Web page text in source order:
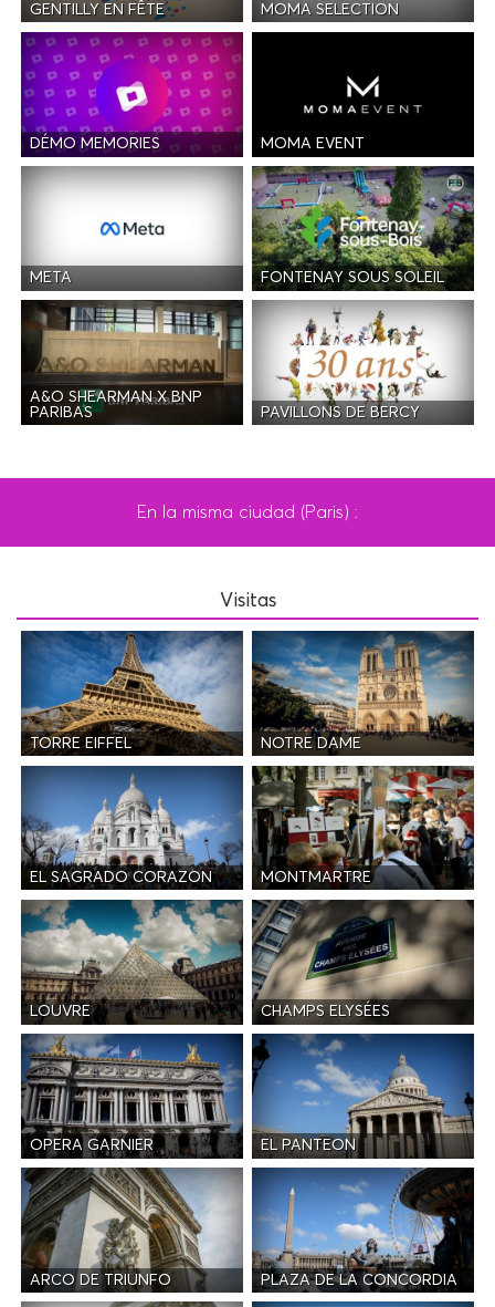
GENTILLY EN FÊTE MOMA SELECTION
DÉMO MEMORIES MOMA EVENT
META FONTENAY SOUS SOLEIL
A&O SHEARMAN X BNP
PARIBAS
PAVILLONS DE BERCY
En la misma ciudad (Paris) :
Visitas
TORRE EIFFEL NOTRE DAME
EL SAGRADO CORAZON MONTMARTRE
LOUVRE CHAMPS ELYSÉES
OPERA GARNIER EL PANTEON
ARCO DE TRIUNFO PLAZA DE LA CONCORDIA